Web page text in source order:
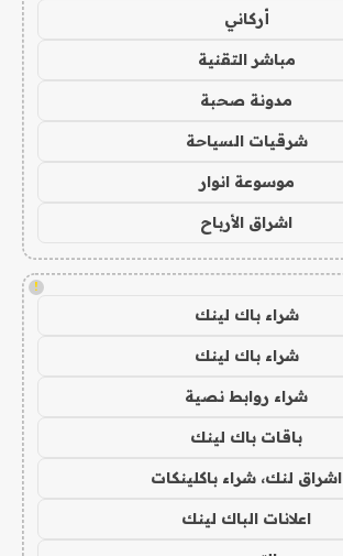
أركاني
مباشر التقنية
مدونة صحبة
شرقيات السياحة
موسوعة انوار
اشراق الأرباح
!
شراء باك لينك
شراء باك لينك
شراء روابط نصية
باقات باك لينك
اشراق لنك، شراء باكلينكات
اعلانات الباك لينك